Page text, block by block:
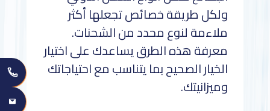
ولكل طريقة خصائص تجعلها أكثر
ملاءمة لنوع محدد من الشحنات.
معرفة هذه الطرق يساعدك على اختيار
الخيار الصحيح بما يتناسب مع احتياجاتك
وميزانيتك.